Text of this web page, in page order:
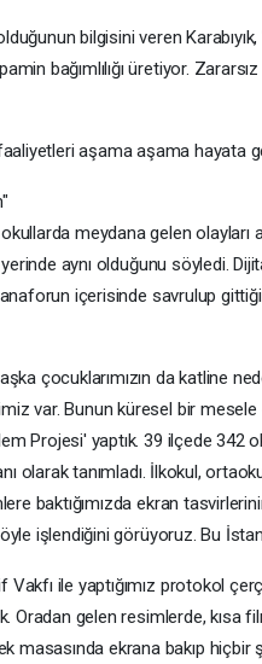
bilgisini veren
bağımlılığı üretiyor.
faaliyetleri aşama aşama hayata
meydana gelen olayları
aynı olduğunu söyledi.
içerisinde savrulup
çocuklarımızın da katline
var. Bunun küresel bir
Projesi' yaptık. 39 ilçede 342
olarak tanımladı. İlkokul,
baktığımızda ekran
işlendiğini görüyoruz. Bu
ile yaptığımız protokol
Oradan gelen resimlerde, kısa
masasında ekrana bakıp